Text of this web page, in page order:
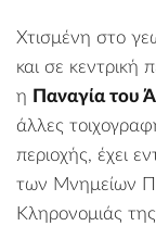
Χτισμένη στο
και σε κεντρική
η Παναγία του
άλλες
περιοχής, έχει
των Μνημείων
Κληρονομιάς